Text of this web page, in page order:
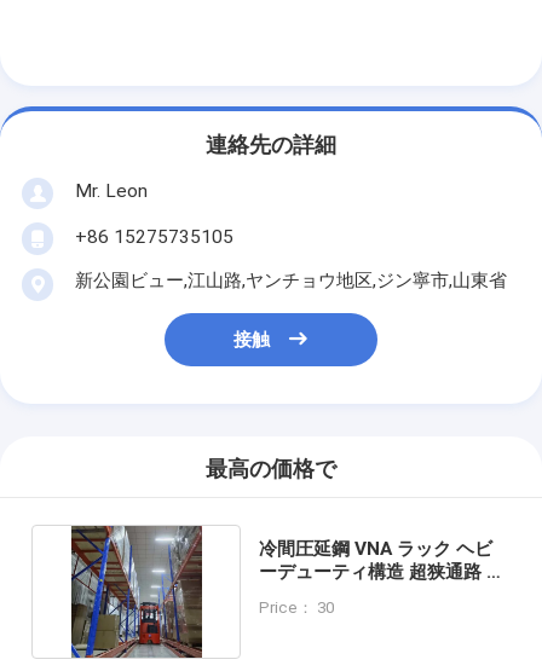
連絡先の詳細
Mr. Leon
+86 15275735105
新公園ビュー,江山路,ヤンチョウ地区,ジン寧市,山東省
接触
最高の価格で
冷間圧延鋼 VNA ラック ヘビ
ーデューティ構造 超狭通路 パ
Price： 30